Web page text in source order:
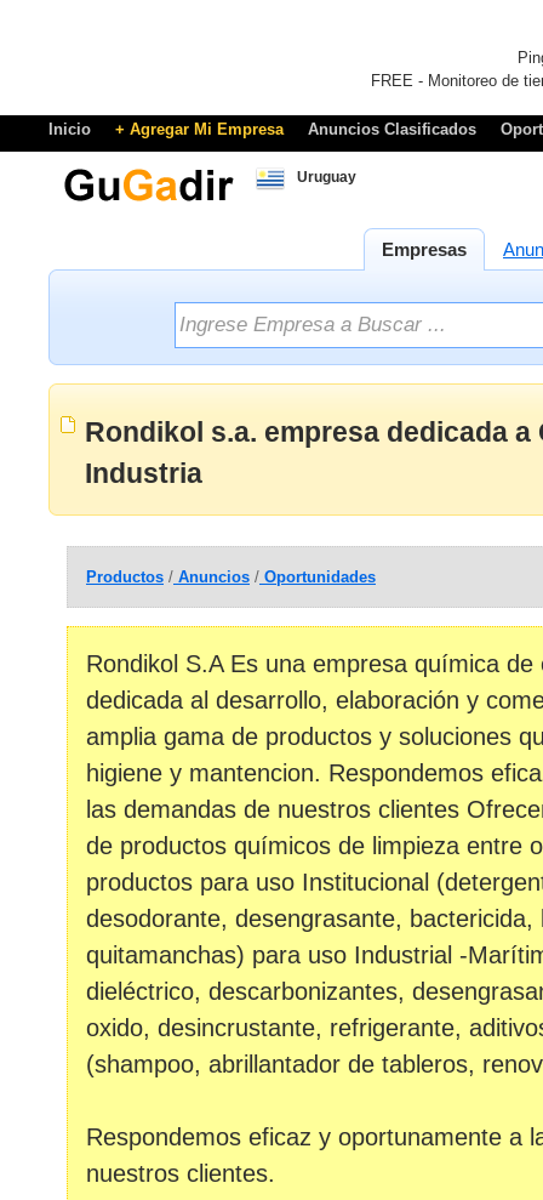
FREE - Monitoreo de
Inicio + Agregar Mi Empresa Anuncios Clasificados
Uruguay
Empresas
Rondikol s.a. empresa dedicada a
Industria
Productos / Anuncios / Oportunidades
Rondikol S.A Es una empresa química de
dedicada al desarrollo, elaboración y
amplia gama de productos y soluciones
higiene y mantencion. Respondemos
las demandas de nuestros clientes
de productos químicos de limpieza entre
productos para uso Institucional
desodorante, desengrasante, bactericida,
quitamanchas) para uso Industrial -
dieléctrico, descarbonizantes,
oxido, desincrustante, refrigerante,
(shampoo, abrillantador de tableros,
Respondemos eficaz y oportunamente a
nuestros clientes.